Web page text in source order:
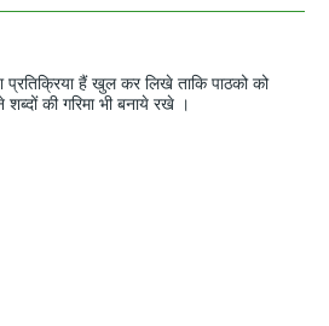
हैं खुल कर लिखे ताकि पाठको को
की गरिमा भी बनाये रखे ।